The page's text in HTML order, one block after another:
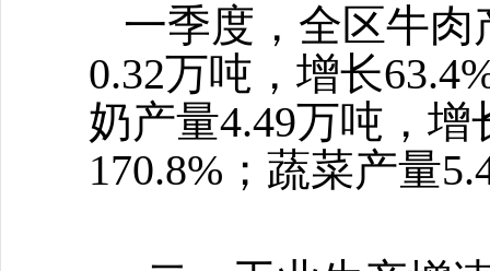
一季度，全区牛肉
0.32万吨，增长
奶产量4.49万吨，增
170.8%；蔬菜产量